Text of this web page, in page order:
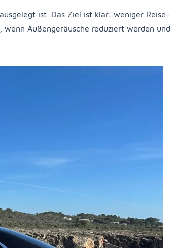
ist. Das Ziel ist klar: weniger Reise-
Außengeräusche reduziert werden und